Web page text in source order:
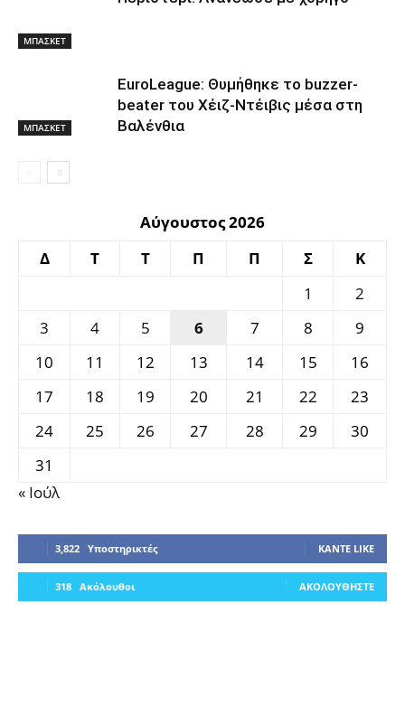
ΜΠΑΣΚΕΤ
ΜΠΑΣΚΕΤ
EuroLeague: Θυμήθηκε το buzzer-
beater του Χέιζ-Ντέιβις μέσα στη
Βαλένθια
Αύγουστος 2026
Δ
Τ Τ Π Π Σ
Κ
1
2
3
4 5 6 7 8
9
10
11 12 13 14 15
16
17
18 19 20 21 22
23
24
25 26 27 28 29
30
31
« Ιούλ
3,822 Υποστηρικτές ΚΆΝΤΕ LIKE
318 Ακόλουθοι ΑΚΟΛΟΥΘΉΣΤΕ